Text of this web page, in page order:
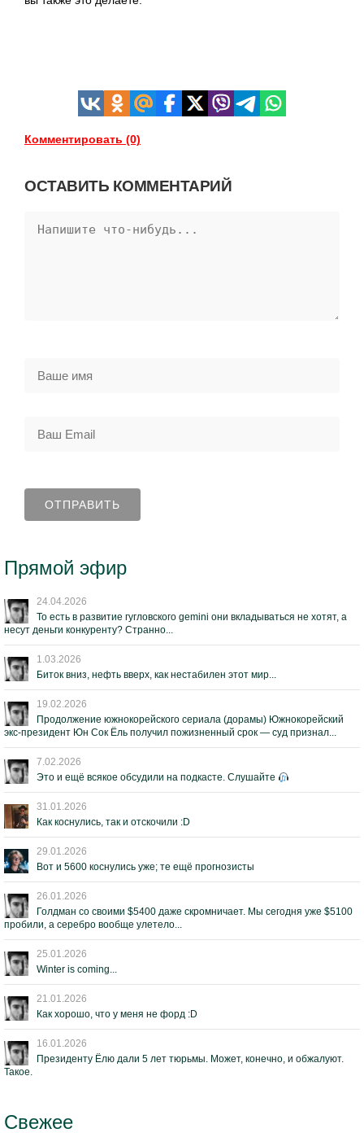
Комментировать (0)
ОСТАВИТЬ КОММЕНТАРИЙ
Прямой эфир
24.04.2026
То есть в развитие гугловского gemini они вкладываться не хотят, а
несут деньги конкуренту? Странно...
1.03.2026
Биток вниз, нефть вверх, как нестабилен этот мир...
19.02.2026
Продолжение южнокорейского сериала (дорамы) Южнокорейский
экс-президент Юн Сок Ёль получил пожизненный срок — суд признал...
7.02.2026
Это и ещё всякое обсудили на подкасте. Слушайте
31.01.2026
Как коснулись, так и отскочили :D
29.01.2026
Вот и 5600 коснулись уже; те ещё прогнозисты
26.01.2026
Голдман со своими $5400 даже скромничает. Мы сегодня уже $5100
пробили, а серебро вообще улетело...
25.01.2026
Winter is coming...
21.01.2026
Как хорошо, что у меня не форд :D
16.01.2026
Президенту Ёлю дали 5 лет тюрьмы. Может, конечно, и обжалуют.
Такое.
Свежее